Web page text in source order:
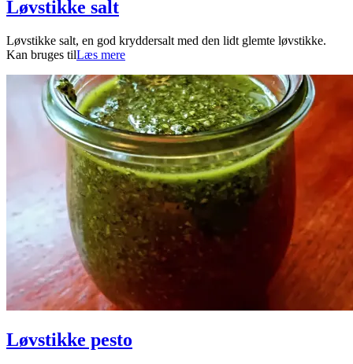
Løvstikke salt
2024-
05-
Løvstikke salt, en god kryddersalt med den lidt glemte løvstikke.
Kan bruges tilLæs mere
Løvstikke pesto